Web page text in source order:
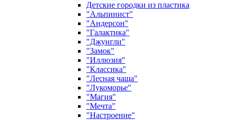
Детские городки из пластика
"Альпинист"
"Андерсон"
"Галактика"
"Джунгли"
"Замок"
"Иллюзия"
"Классика"
"Лесная чаща"
"Лукоморье"
"Магия"
"Мечта"
"Настроение"